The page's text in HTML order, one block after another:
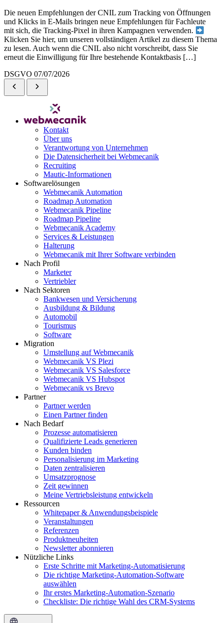
Die neuen Empfehlungen der CNIL zum Tracking von Öffnungen
und Klicks in E-Mails bringen neue Empfehlungen für Fachleute
mit sich, die Tracking-Pixel in ihren Kampagnen verwenden.
Klicken Sie hier, um unseren vollständigen Artikel zu diesem Thema
zu lesen. Auch wenn die CNIL also nicht vorschreibt, dass Sie
erneut die Einwilligung für Ihre bestehende Kontaktbasis […]
DSGVO 07/07/2026
Kontakt
Über uns
Verantwortung von Unternehmen
Die Datensicherheit bei Webmecanik
Recruiting
Mautic-Informationen
Softwarelösungen
Webmecanik Automation
Roadmap Automation
Webmecanik Pipeline
Roadmap Pipeline
Webmecanik Academy
Services & Leistungen
Halterung
Webmecanik mit Ihrer Software verbinden
Nach Profil
Marketer
Vertriebler
Nach Sektoren
Bankwesen und Versicherung
Ausbildung & Bildung
Automobil
Tourismus
Software
Migration
Umstellung auf Webmecanik
Webmecanik VS Plezi
Webmecanik VS Salesforce
Webmecanik VS Hubspot
Webmecanik vs Brevo
Partner
Partner werden
Einen Partner finden
Nach Bedarf
Prozesse automatisieren
Qualifizierte Leads generieren
Kunden binden
Personalisierung im Marketing
Daten zentralisieren
Umsatzprognose
Zeit gewinnen
Meine Vertriebsleistung entwickeln
Ressourcen
Whitepaper & Anwendungsbeispiele
Veranstaltungen
Referenzen
Produktneuheiten
Newsletter abonnieren
Nützliche Links
Erste Schritte mit Marketing-Automatisierung
Die richtige Marketing-Automation-Software
auswählen
Ihr erstes Marketing-Automation-Szenario
Checkliste: Die richtige Wahl des CRM-Systems